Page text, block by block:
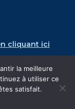
cliquant ici
- Design
la meilleure
à utiliser ce
satisfait.